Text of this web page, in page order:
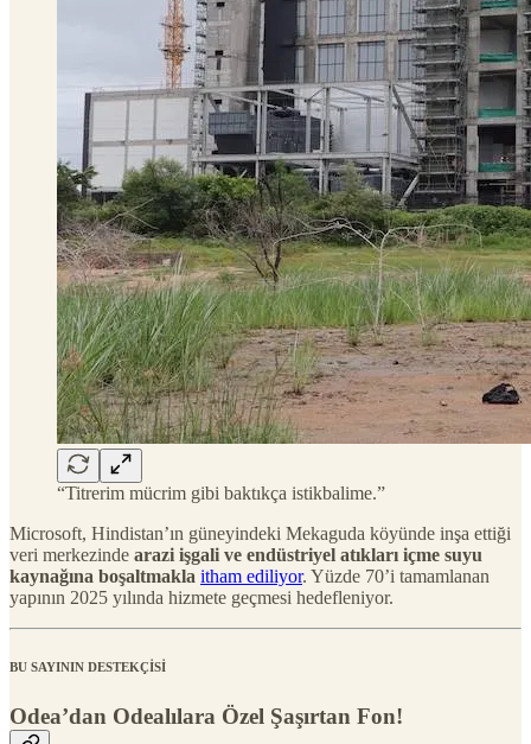
“Titrerim mücrim gibi baktıkça istikbalime.”
Microsoft, Hindistan’ın güneyindeki Mekaguda köyünde inşa ettiği
veri merkezinde arazi işgali ve endüstriyel atıkları içme suyu
kaynağına boşaltmakla itham ediliyor. Yüzde 70’i tamamlanan
yapının 2025 yılında hizmete geçmesi hedefleniyor.
BU SAYININ DESTEKÇİSİ
Odea’dan Odealılara Özel Şaşırtan Fon!